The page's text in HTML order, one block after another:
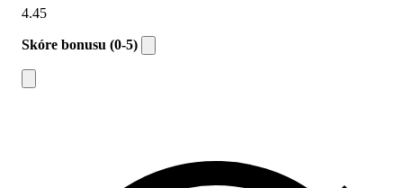
4.45
Skóre bonusu (0-5)